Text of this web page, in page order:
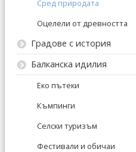
Сред природата
Оцелели от древността
Градове с история
Балканска идилия
Еко пътеки
Къмпинги
Селски туризъм
Фестивали и обичаи